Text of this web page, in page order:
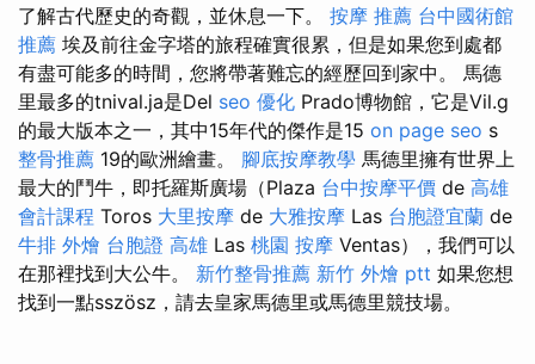
了解古代歷史的奇觀，並休息一下。 按摩 推薦 台中國術館
推薦 埃及前往金字塔的旅程確實很累，但是如果您到處都
有盡可能多的時間，您將帶著難忘的經歷回到家中。 馬德
里最多的tnival.ja是Del seo 優化 Prado博物館，它是Vil.g
的最大版本之一，其中15年代的傑作是15 on page seo s
整骨推薦 19的歐洲繪畫。 腳底按摩教學 馬德里擁有世界上
最大的鬥牛，即托羅斯廣場（Plaza 台中按摩平價 de 高雄
會計課程 Toros 大里按摩 de 大雅按摩 Las 台胞證宜蘭 de
牛排 外燴 台胞證 高雄 Las 桃園 按摩 Ventas），我們可以
在那裡找到大公牛。 新竹整骨推薦 新竹 外燴 ptt 如果您想
找到一點sszösz，請去皇家馬德里或馬德里競技場。